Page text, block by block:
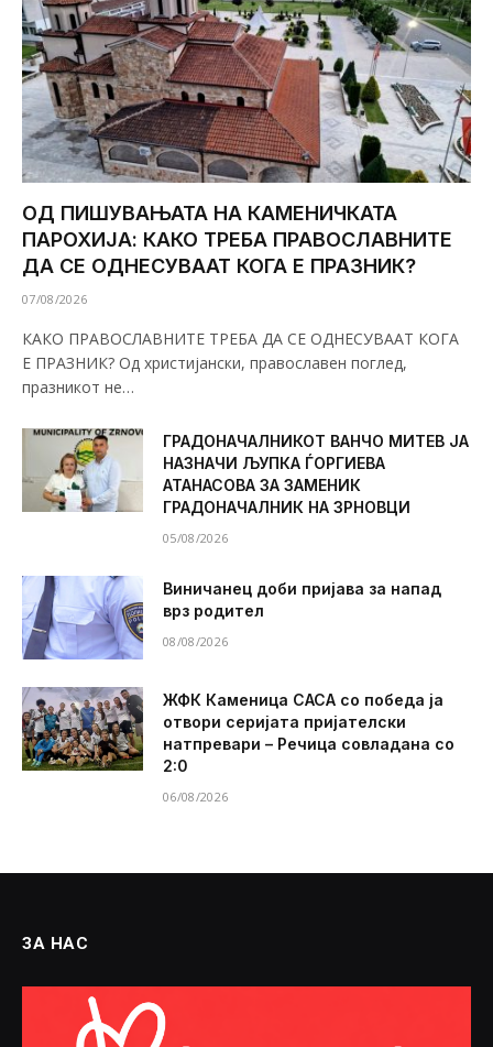
ОД ПИШУВАЊАТА НА КАМЕНИЧКАТА
ПАРОХИЈА: КАКО ТРЕБА ПРАВОСЛАВНИТЕ
ДА СЕ ОДНЕСУВААТ КОГА Е ПРАЗНИК?
07/08/2026
КАКО ПРАВОСЛАВНИТЕ ТРЕБА ДА СЕ ОДНЕСУВААТ КОГА
Е ПРАЗНИК? Од христијански, православен поглед,
празникот не…
ГРАДОНАЧАЛНИКОТ ВАНЧО МИТЕВ ЈА
НАЗНАЧИ ЉУПКА ЃОРГИЕВА
АТАНАСОВА ЗА ЗАМЕНИК
ГРАДОНАЧАЛНИК НА ЗРНОВЦИ
05/08/2026
Виничанец доби пријава за напад
врз родител
08/08/2026
ЖФК Каменица САСА со победа ја
отвори серијата пријателски
натпревари – Речица совладана со
2:0
06/08/2026
ЗА НАС